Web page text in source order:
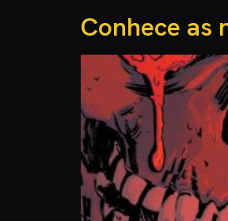
Conhece as